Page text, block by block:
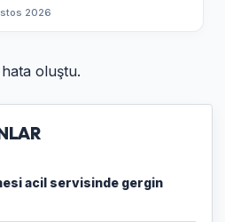
2026
oluştu.
acil servisinde gergin